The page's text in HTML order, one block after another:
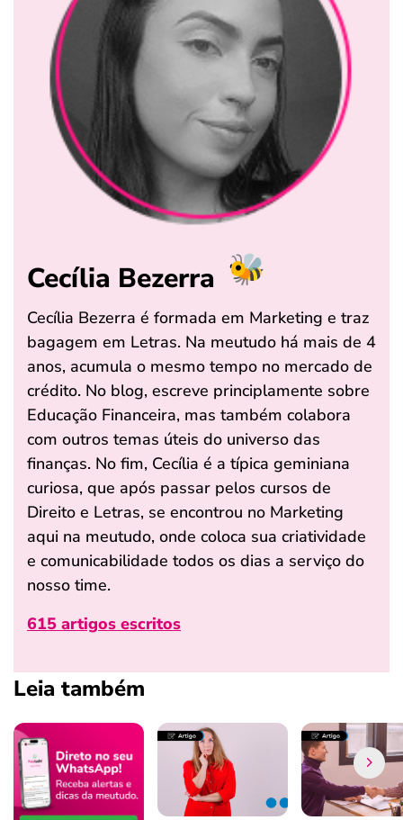
Cecília Bezerra
Cecília Bezerra é formada em Marketing e traz
bagagem em Letras. Na meutudo há mais de 4
anos, acumula o mesmo tempo no mercado de
crédito. No blog, escreve principlamente sobre
Educação Financeira, mas também colabora
com outros temas úteis do universo das
finanças. No fim, Cecília é a típica geminiana
curiosa, que após passar pelos cursos de
Direito e Letras, se encontrou no Marketing
aqui na meutudo, onde coloca sua criatividade
e comunicabilidade todos os dias a serviço do
nosso time.
615 artigos escritos
Leia também